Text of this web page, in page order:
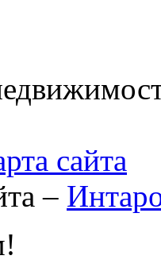
сайта
–